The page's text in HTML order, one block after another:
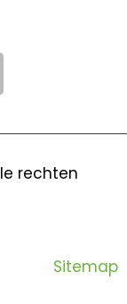
rechten
Sitemap